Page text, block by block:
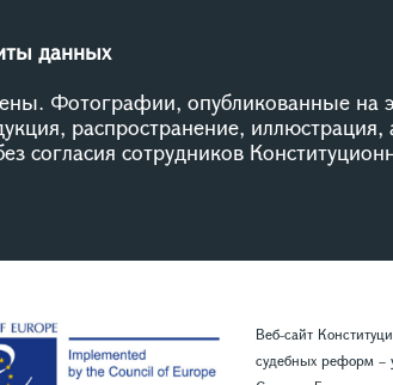
данных
Фотографии, опубликованные на
распространение,
согласия сотрудников
Веб-сайт
судебных реформ –